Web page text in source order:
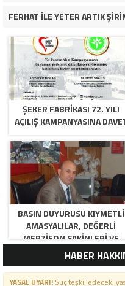
ŞEKER FABRİKASI 72. YILI
AÇILIŞ KAMPANYASINA
BASIN DUYURUSU KIYMETLI
AMASYALILAR, DEĞERLI
MERZIFON SAKINLERI VE
PANCAR KOOPERATIFI
YÖNETICI VE ÜYELERI.
BILINDIĞI ÜZERE SIZLERIN
HABER
YASAL UYARI!Suç teşkil edecek,